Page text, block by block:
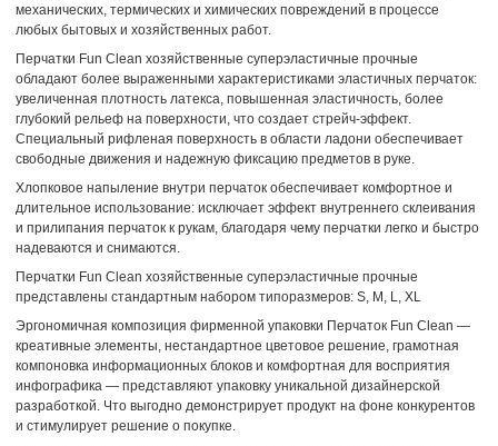
механических, термических и химических повреждений в процессе
любых бытовых и хозяйственных работ.
Перчатки Fun Clean хозяйственные суперэластичные прочные
обладают более выраженными характеристиками эластичных перчаток:
увеличенная плотность латекса, повышенная эластичность, более
глубокий рельеф на поверхности, что создает стрейч-эффект.
Специальный рифленая поверхность в области ладони обеспечивает
свободные движения и надежную фиксацию предметов в руке.
Хлопковое напыление внутри перчаток обеспечивает комфортное и
длительное использование: исключает эффект внутреннего склеивания
и прилипания перчаток к рукам, благодаря чему перчатки легко и быстро
надеваются и снимаются.
Перчатки Fun Clean хозяйственные суперэластичные прочные
представлены стандартным набором типоразмеров: S, M, L, XL
Эргономичная композиция фирменной упаковки Перчаток Fun Clean —
креативные элементы, нестандартное цветовое решение, грамотная
компоновка информационных блоков и комфортная для восприятия
инфографика — представляют упаковку уникальной дизайнерской
разработкой. Что выгодно демонстрирует продукт на фоне конкурентов
и стимулирует решение о покупке.